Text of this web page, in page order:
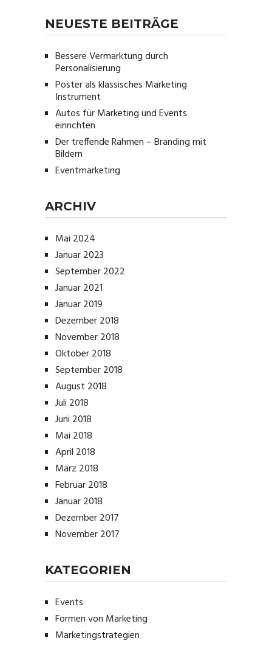
NEUESTE BEITRÄGE
Bessere Vermarktung durch
Personalisierung
Poster als klassisches Marketing
Instrument
Autos für Marketing und Events
einrichten
Der treffende Rahmen – Branding mit
Bildern
Eventmarketing
ARCHIV
Mai 2024
Januar 2023
September 2022
Januar 2021
Januar 2019
Dezember 2018
November 2018
Oktober 2018
September 2018
August 2018
Juli 2018
Juni 2018
Mai 2018
April 2018
März 2018
Februar 2018
Januar 2018
Dezember 2017
November 2017
KATEGORIEN
Events
Formen von Marketing
Marketingstrategien